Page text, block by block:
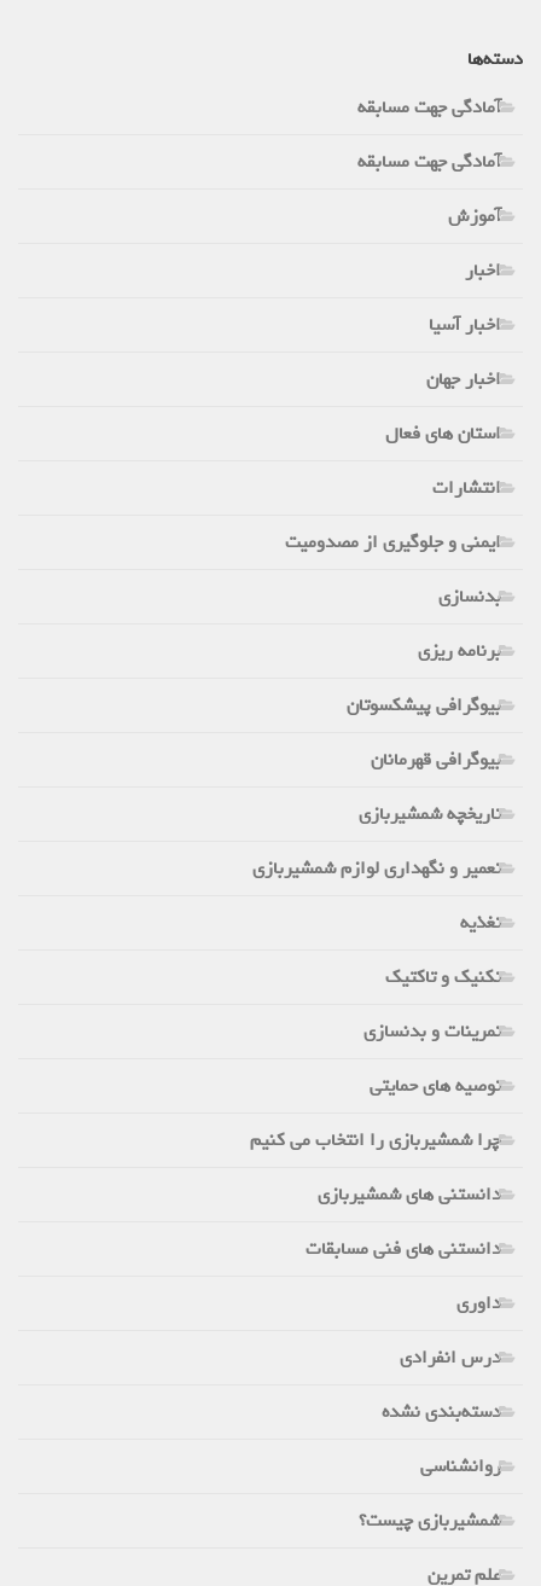
دسته‌ها
آمادگی جهت مسابقه
آمادگی جهت مسابقه
آموزش
اخبار
اخبار آسیا
اخبار جهان
استان های فعال
انتشارات
ایمنی و جلوگیری از مصدومیت
بدنسازی
برنامه ریزی
بیوگرافی پیشکسوتان
بیوگرافی قهرمانان
تاریخچه شمشیربازی
تعمیر و نگهداری لوازم شمشیربازی
تغذیه
تکنیک و تاکتیک
تمرینات و بدنسازی
توصیه های حمایتی
چرا شمشیربازی را انتخاب می کنیم
دانستنی های شمشیربازی
دانستنی های فنی مسابقات
داوری
درس انفرادی
دسته‌بندی نشده
روانشناسی
شمشیربازی چیست؟
علم تمرین